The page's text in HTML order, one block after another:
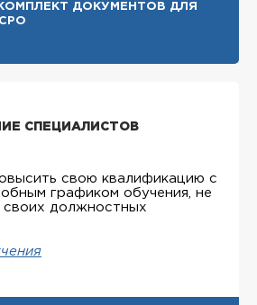
ДОКУМЕНТОВ ДЛЯ
СПЕЦИАЛИСТОВ
свою квалификацию с
графиком обучения, не
своих должностных